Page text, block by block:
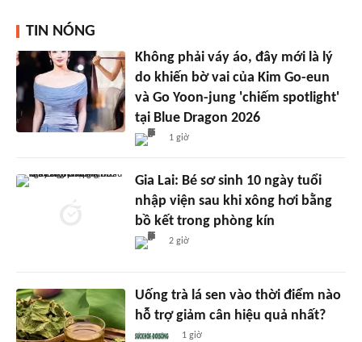
TIN NÓNG
Không phải váy áo, đây mới là lý
do khiến bờ vai của Kim Go-eun
và Go Yoon-jung 'chiếm spotlight'
tại Blue Dragon 2026
1 giờ
Gia Lai: Bé sơ sinh 10 ngày tuổi
nhập viện sau khi xông hơi bằng
bồ kết trong phòng kín
2 giờ
Uống trà lá sen vào thời điểm nào
hỗ trợ giảm cân hiệu quả nhất?
1 giờ